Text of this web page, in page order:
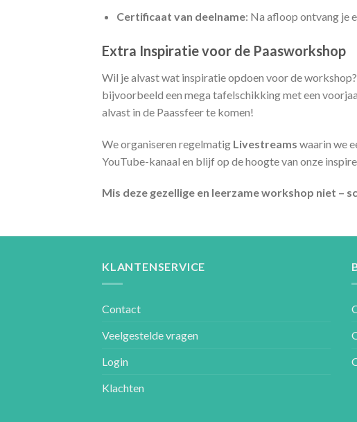
Certificaat van deelname: Na afloop ontvang je
Extra Inspiratie voor de Paasworkshop
Wil je alvast wat inspiratie opdoen voor de
bijvoorbeeld een mega tafelschikking met een
alvast in de Paassfeer te komen!
We organiseren regelmatig Livestreams waarin we
YouTube-kanaal en blijf op de hoogte van onze
Mis deze gezellige en leerzame workshop niet –
KLANTENSERVICE
Contact
Veelgestelde vragen
Login
Klachten